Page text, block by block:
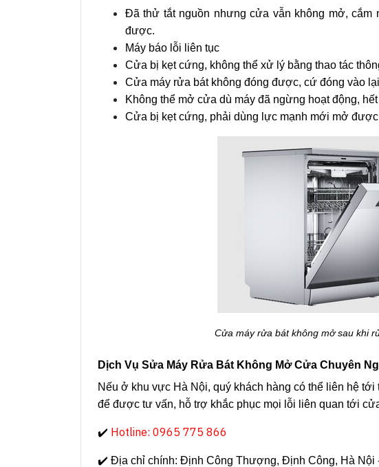
Đã thử tắt nguồn nhưng cửa vẫn không mở, cắm
được.
Máy báo lỗi liên tục
Cửa bị kẹt cứng, không thể xử lý bằng thao tác
Cửa máy rửa bát không đóng được, cứ đóng vào
Không thể mở cửa dù máy đã ngừng hoạt động,
Cửa bị kẹt cứng, phải dùng lực mạnh mới mở được
Cửa máy rửa bát không mở sau khi
Dịch Vụ Sửa Máy Rửa Bát Không Mở Cửa Chuyên
Nếu ở khu vực Hà Nội, quý khách hàng có thể liên hệ
để được tư vấn, hỗ trợ khắc phục mọi lỗi liên quan tới
✔️ Hotline: 0965 775 866
✔️ Địa chỉ chính: Định Công Thượng, Định Công, Hà Nội